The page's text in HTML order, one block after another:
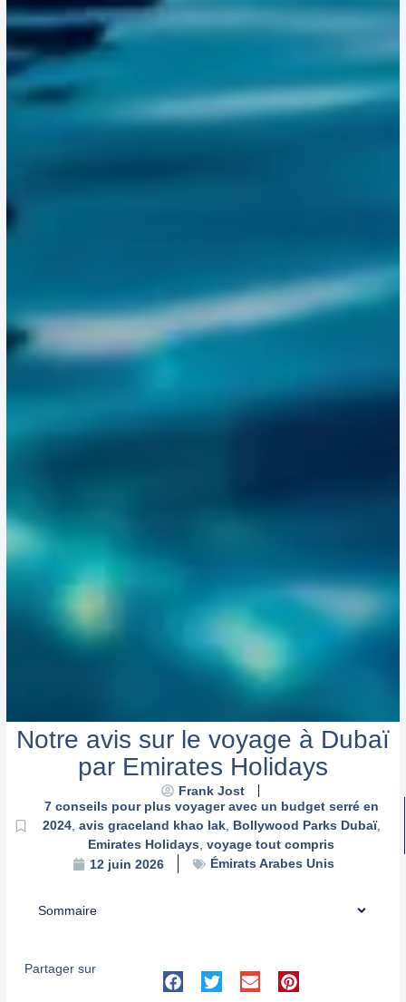
Notre avis sur le voyage à Dubaï
par Emirates Holidays
Frank Jost
7 conseils pour plus voyager avec un budget serré en
2024, avis graceland khao lak, Bollywood Parks Dubaï,
Emirates Holidays voyage tout compris
12 juin 2026
Émirats Arabes Unis
Sommaire
Partager sur